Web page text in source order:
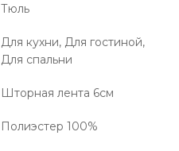
Тюль
Для кухни, Для гостиной,
Для спальни
Шторная лента 6см
Полиэстер 100%